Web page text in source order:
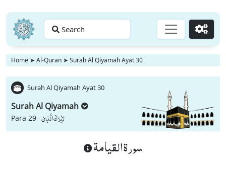
Search Go
Home ➤ Al-Quran ➤ Surah Al Qiyamah Ayat 30
Surah Al Qiyamah Ayat 30
Surah Al Qiyamah
Para 29 -تَبٰرَكَ الَّذِیْ
سورة القيامة